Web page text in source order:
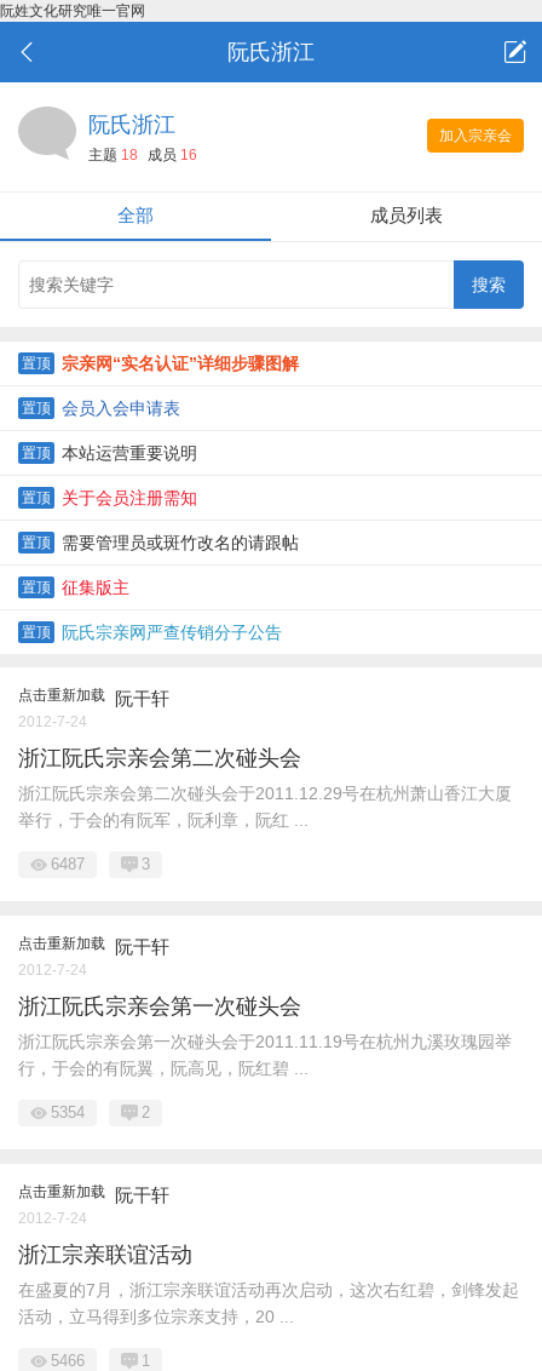
阮姓文化研究唯一官网
阮氏浙江
加入宗亲会
阮氏浙江
主题 18 成员 16
全部 成员列表
置顶 宗亲网“实名认证”详细步骤图解
置顶 会员入会申请表
置顶 本站运营重要说明
置顶 关于会员注册需知
置顶 需要管理员或斑竹改名的请跟帖
置顶 征集版主
置顶 阮氏宗亲网严查传销分子公告
点击重新加载 阮干轩
2012-7-24
浙江阮氏宗亲会第二次碰头会
浙江阮氏宗亲会第二次碰头会于2011.12.29号在杭州萧山香江大厦
举行，于会的有阮军，阮利章，阮红 ...
6487 3
点击重新加载 阮干轩
2012-7-24
浙江阮氏宗亲会第一次碰头会
浙江阮氏宗亲会第一次碰头会于2011.11.19号在杭州九溪玫瑰园举
行，于会的有阮翼，阮高见，阮红碧 ...
5354 2
点击重新加载 阮干轩
2012-7-24
浙江宗亲联谊活动
在盛夏的7月，浙江宗亲联谊活动再次启动，这次右红碧，剑锋发起
活动，立马得到多位宗亲支持，20 ...
5466 1